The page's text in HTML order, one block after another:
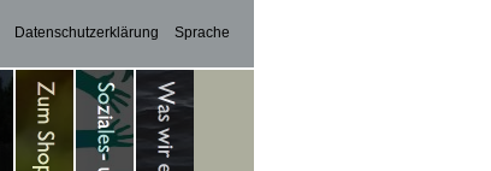
Datenschutzerklärung Sprache